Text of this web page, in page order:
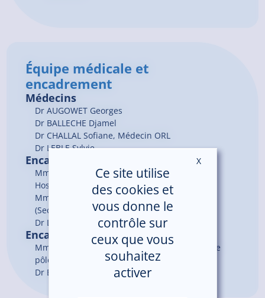
Équipe médicale et
encadrement
Médecins
DrAUGOWET Georges
Dr BALLECHE Djamel
Dr CHALLAL Sofiane, Médecin ORL
Dr LEBLE Sylvie
Encadrement du service
Mme TIROUL Marine, Cadre de santé (Secteur
Hospitalisation)
Mme LE ROUX Anne-Marie, Cadre de santé
(Secteur Consultations Externes)
Dr LEBLE Sylvie, Chef de service
Encadrement du pôle
Mme GORE Sandrine, Cadre coordonnateur de
pôle
Dr BEY Marie, Chef de pôle par intérim
Ce site utilise
des cookies et
vous donne le
contrôle sur
ceux que vous
souhaitez
activer
XMasquer le